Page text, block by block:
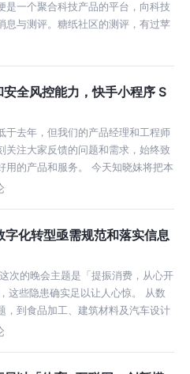
是一个聚合科技产品的平台，向科技
息与测评。糖纸社区的测评，有过苹
表等电子消费产品，也有过吸尘
全风控能力，快手小程序 S
于去年，但我们的产品经理和工程师
关注大家反馈的问题和需求，始终致
用的产品和服务。 今天知晓妹将把本
快速了解：知晓云近期有哪些新能
化转型亟需规范和落实信息
次的晚会主题是「提振消费，从心开
这些隐患确实足以让人心惊。 从数
，到食品加工、建筑材料及汽车设计
，一波未平一波又起，侵害与危险